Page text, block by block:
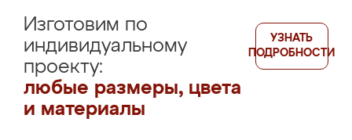
Изготовим по
индивидуальному
проекту:
любые размеры, цвета
и материалы
УЗНАТЬ
ПОДРОБНОСТИ